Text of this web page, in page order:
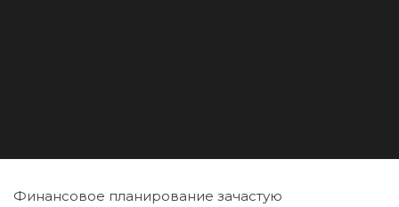
Финансовое планирование зачастую